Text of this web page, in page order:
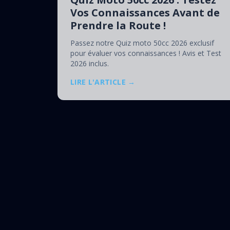
Vos Connaissances Avant de
Prendre la Route !
Passez notre Quiz moto 50cc 2026 exclusif
pour évaluer vos connaissances ! Avis et Test
2026 inclus.
LIRE L'ARTICLE →